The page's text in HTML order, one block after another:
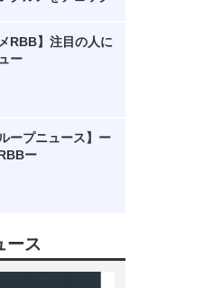
RBB】注目の人に
ー
ープニュース】ー
ー
ース